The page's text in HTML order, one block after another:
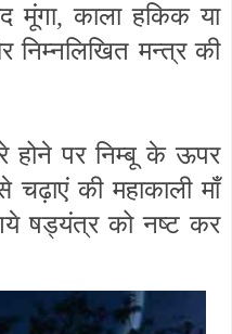
काला हकिक या
निम्नलिखित मन्त्र की
होने पर निम्बू के ऊपर
की महाकाली माँ
षड्यंत्र को नष्ट कर